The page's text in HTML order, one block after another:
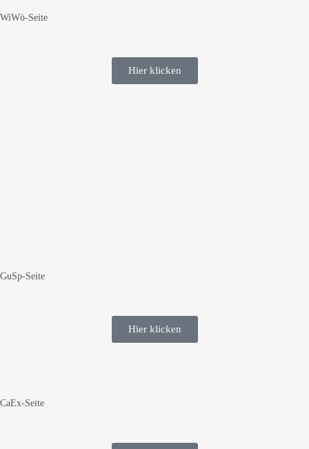
WiWö-Seite
Hier klicken
GuSp-Seite
Hier klicken
CaEx-Seite